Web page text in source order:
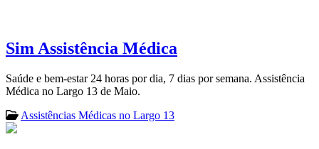
Sim Assistência Médica
Saúde e bem-estar 24 horas por dia, 7 dias por semana. Assistência
Médica no Largo 13 de Maio.
Assistências Médicas no Largo 13